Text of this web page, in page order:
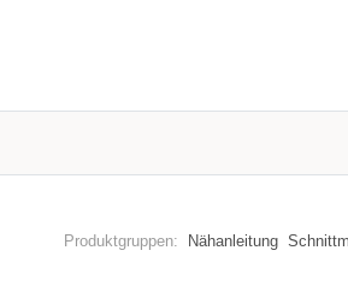
Produktgruppen: Nähanleitung